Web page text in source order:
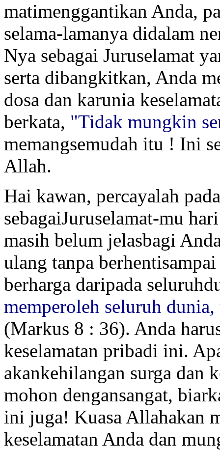
matimenggantikan Anda,
selama-lamanya didalam
Nya sebagai Juruselamat
serta dibangkitkan, Anda
dosa dan karunia
berkata, "Tidak mungkin
memangsemudah itu ! Ini
Allah.
Hai kawan, percayalah
sebagaiJuruselamat-mu
masih belum jelasbagi
ulang tanpa
berharga daripada
memperoleh seluruh
(Markus 8 : 36). Anda
keselamatan pribadi ini.
akankehilangan surga dan
mohon dengansangat,
ini juga! Kuasa Allahakan
keselamatan Anda dan